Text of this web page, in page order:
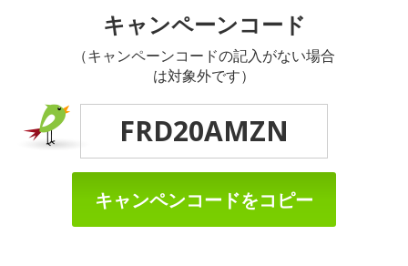
キャンペーンコード
（キャンペーンコードの記入がない場合
は対象外です）
FRD20AMZN
キャンペンコードをコピー